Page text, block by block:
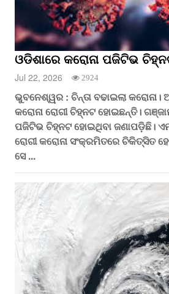
ଓଡିଶାରେ କରୋନା ପଜିଟିଭ
Jul 22, 2026 2924
ଭୁବନେଶ୍ୱର : ଚିନ୍ତା ବଢାଇଲା
କରୋନା ରୋଗୀ ଚିହ୍ନଟ ହୋଇଛନ୍ତି।
ପଜିଟିଭ ଚିହ୍ନଟ ହୋଇଥିବା ଜଣାପଡ଼ିଛି।
ରୋଗୀ କରୋନା ସଂକ୍ରମିତରେ ଚିକିତ୍ସିତ
ସେ ...